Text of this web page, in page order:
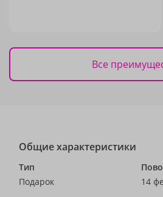
Все
Общие характеристики
Тип
Подарок
14